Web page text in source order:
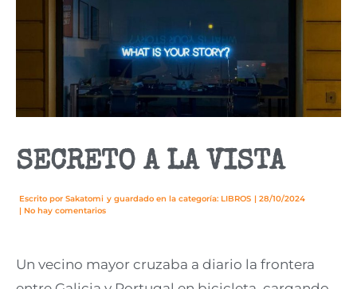
SECRETO A LA VISTA
Escrito por Sakatomi y guardado en la categoría: LIBROS | 28/10/2024
| No hay comentarios
Un vecino mayor cruzaba a diario la frontera